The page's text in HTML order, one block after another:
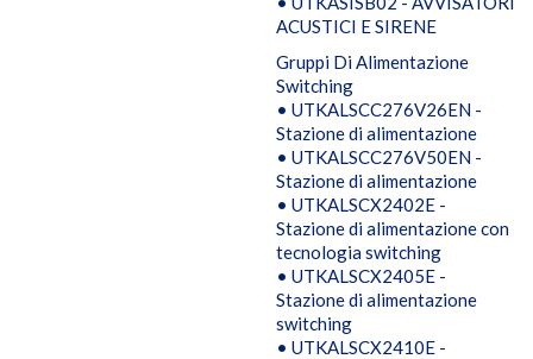
ACUSTICI E SIRENE
Gruppi Di Alimentazione
Switching
• UTKALSCC276V26EN -
Stazione di alimentazione
• UTKALSCC276V50EN -
Stazione di alimentazione
• UTKALSCX2402E -
Stazione di alimentazione con
tecnologia switching
• UTKALSCX2405E -
Stazione di alimentazione
switching
• UTKALSCX2410E -